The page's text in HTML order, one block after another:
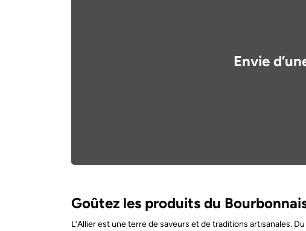
Envie
Goûtez les produits du
L’Allier est une terre de saveurs et de traditions artisanales.